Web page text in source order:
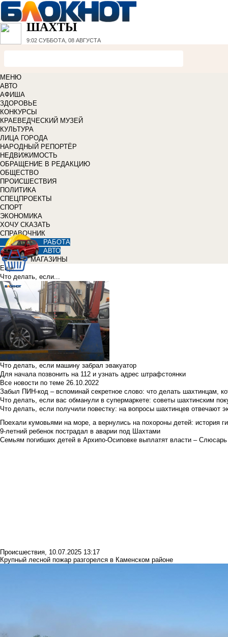
ШАХТЫ
9:02 СУББОТА, 08 АВГУСТА
МЕНЮ
АВТО
АФИША
ЗДОРОВЬЕ
КОНКУРСЫ
КРАЕВЕДЧЕСКИЙ МУЗЕЙ
КУЛЬТУРА
ЛИЦА ГОРОДА
НАРОДНЫЙ РЕПОРТЁР
НЕДВИЖИМОСТЬ
ОБРАЩЕНИЕ В РЕДАКЦИЮ
ОБЩЕСТВО
ПРОИСШЕСТВИЯ
ПОЛИТИКА
СПЕЦПРОЕКТЫ
СПОРТ
ЭКОНОМИКА
ХОЧУ СКАЗАТЬ
СПРАВОЧНИК
РАБОТА
АВТО
МАГАЗИНЫ
Еще
Что делать, если...
Что делать, если машину забрал эвакуатор
Для начала позвонить на 112 и узнать адрес штрафстоянки
Все новости по теме 26.10.2022
Забыл ПИН-код – вспоминай секретное слово: что делать шахтинцам,
Что делать, если вас обманули в супермаркете: советы шахтинским
Что делать, если получили повестку: на вопросы шахтинцев отвечают
Поехали кумовьями на море, а вернулись на похороны детей: история
9-летний ребенок пострадал в аварии под Шахтами
Семьям погибших детей в Архипо-Осиповке выплатят власти – Слюсарь
Происшествия, 10.07.2025 13:17
Крупный лесной пожар разгорелся в Каменском районе